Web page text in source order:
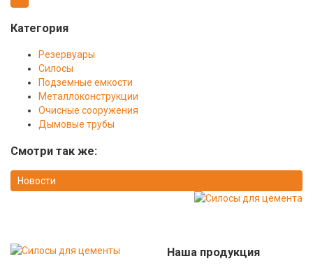
Категория
Резервуары
Силосы
Подземные емкости
Металлоконструкции
Очисные сооружения
Дымовые трубы
Смотри так же:
Новости
Наша продукция